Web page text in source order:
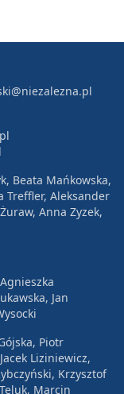
Beata Mańkowska,
Treffler, Aleksander
Anna Zyzek,
Jan
Piotr
Liziniewicz,
Krzysztof
Marcin